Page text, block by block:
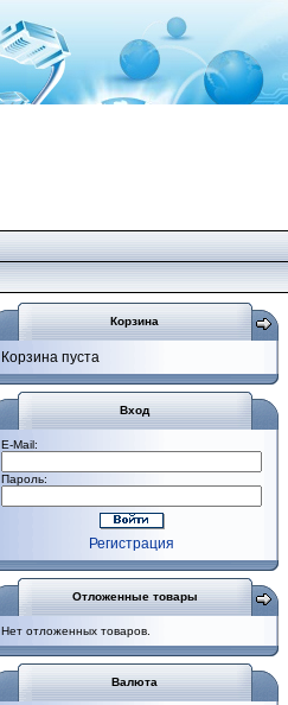
Корзина
Корзина пуста
Вход
E-Mail:
Пароль:
Регистрация
Отложенные товары
Нет отложенных товаров.
Валюта